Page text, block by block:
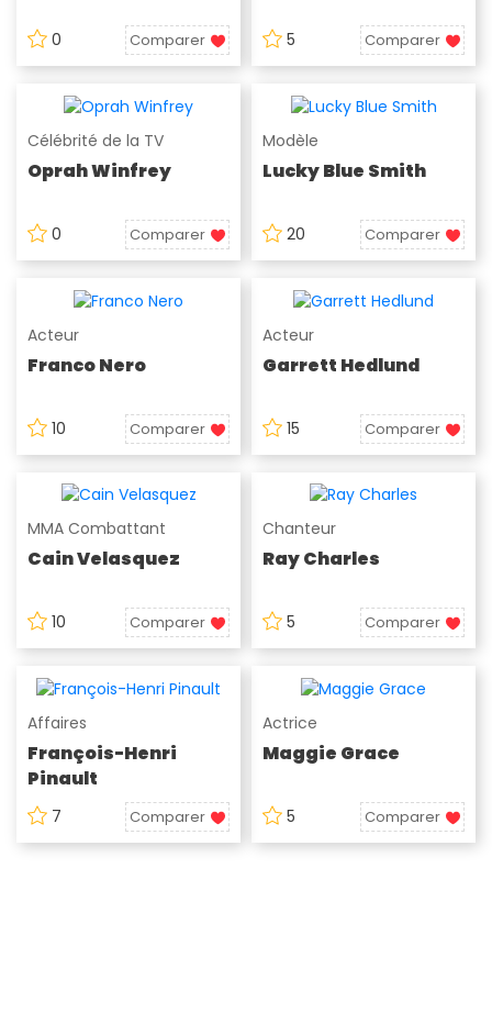
0 Comparer 5 Comparer
Célébrité de la TV
Oprah Winfrey
0 Comparer
Modèle
Lucky Blue Smith
20 Comparer
Acteur
Franco Nero
10 Comparer
Acteur
Garrett Hedlund
15 Comparer
MMA Combattant
Cain Velasquez
10 Comparer
Chanteur
Ray Charles
5 Comparer
Affaires
François-Henri
Pinault
7 Comparer
Actrice
Maggie Grace
5 Comparer